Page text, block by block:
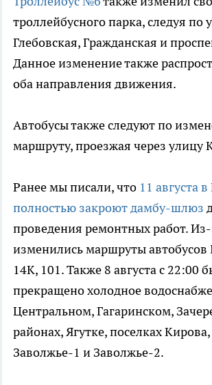
троллейбусного парка, следуя по
Глебовская, Гражданская и
Данное изменение также
оба направления движения.
Автобусы также следуют по
маршруту, проезжая через улицу
Ранее мы писали, что 11 августа
полностью закроют дамбу-шлюз
проведения ремонтных работ. Из-
изменились маршруты
14К, 101. Также 8 августа с 22:00
прекращено холодное
Центральном, Гагаринском,
районах, Ягутке, поселках
Заволжье-1 и Заволжье-2.